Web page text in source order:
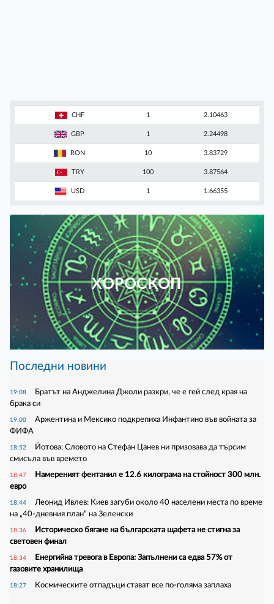
CHF 1 2.10463
GBP 1 2.24498
RON 10 3.83729
TRY 100 3.87564
USD 1 1.66355
ХОРОСКОП
Последни новини
19:08
Братът на Анджелина Джоли разкри, че е гей след края на
брака си
19:00
Аржентина и Мексико подкрепиха Инфантино във войната за
ФИФА
18:52
Йотова: Словото на Стефан Цанев ни призовава да търсим
смисъла във времето
18:47
Намереният фентанил е 12.6 килограма на стойност 300 млн.
евро
18:44
Леонид Ивлев: Киев загуби около 40 населени места по време
на „40-дневния план“ на Зеленски
18:36
Историческо бягане на българската щафета не стигна за
световен финал
18:34
Енергийна тревога в Европа: Запълнени са едва 57% от
газовите хранилища
18:27 Космическите отпадъци стават все по-голяма заплаха